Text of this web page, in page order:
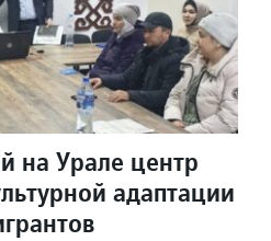
на Урале центр
адаптации